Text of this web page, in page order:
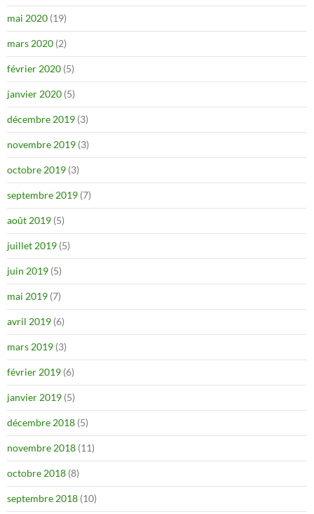
mai 2020 (19)
mars 2020 (2)
février 2020 (5)
janvier 2020 (5)
décembre 2019 (3)
novembre 2019 (3)
octobre 2019 (3)
septembre 2019 (7)
août 2019 (5)
juillet 2019 (5)
juin 2019 (5)
mai 2019 (7)
avril 2019 (6)
mars 2019 (3)
février 2019 (6)
janvier 2019 (5)
décembre 2018 (5)
novembre 2018 (11)
octobre 2018 (8)
septembre 2018 (10)